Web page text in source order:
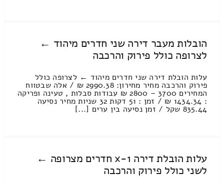
הובלות מעבר דירה שני חדרים מיהוד ←
לצרופה כולל פירוק והרכבה
עלות הובלת דירה שני חדרים מיהוד ← לצרופה כולל
פירוק והרכבה מחיר מחירון: 2990.38 ₪ / אלה שבטווח
המחירים 3700 – 2800 ₪ עבודות סבלות , טעינה ופריקה
: 1434.34 ₪ / זמן : 51 דקות 32 שניות מחיר נסיעה
835.44 שקל / זמן נסיעה בין ערים [...]
עלות הובלת דירה 1-x חדרים מצרופה ←
לשני כולל פירוק והרכבה